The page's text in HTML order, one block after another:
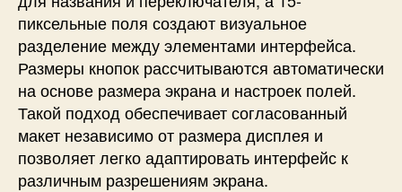
пиксельные поля создают визуальное
разделение между элементами интерфейса.
Размеры кнопок рассчитываются автоматически
на основе размера экрана и настроек полей.
Такой подход обеспечивает согласованный
макет независимо от размера дисплея и
позволяет легко адаптировать интерфейс к
различным разрешениям экрана.